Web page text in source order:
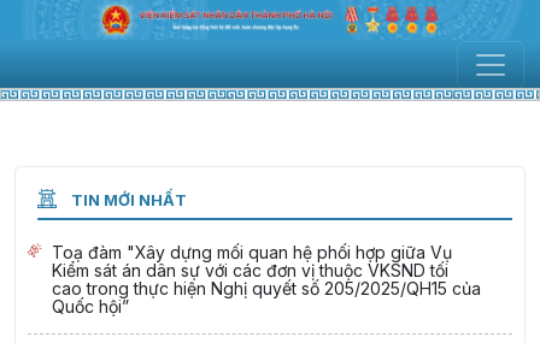
TIN MỚI NHẤT
Toạ đàm "Xây dựng mối quan hệ phối hợp giữa Vụ
Kiểm sát án dân sự với các đơn vị thuộc VKSND tối
cao trong thực hiện Nghị quyết số 205/2025/QH15 của
Quốc hội”